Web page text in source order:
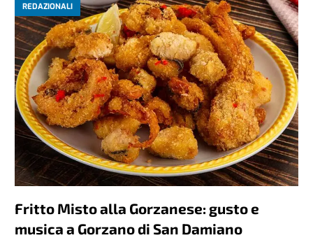
REDAZIONALI
Fritto Misto alla Gorzanese: gusto e
musica a Gorzano di San Damiano